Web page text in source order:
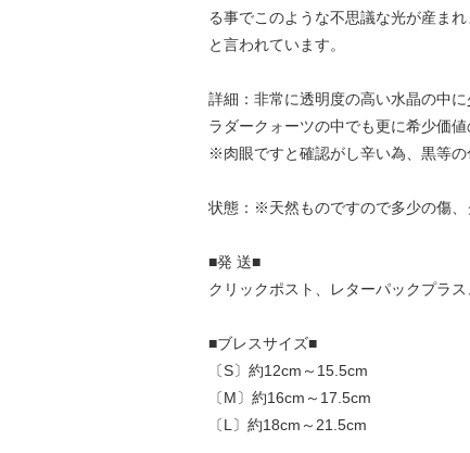
る事でこのような不思議な光が産ま
と言われています。
詳細：非常に透明度の高い水晶の中
ラダークォーツの中でも更に希少価
※肉眼ですと確認がし辛い為、黒等
状態：※天然ものですので多少の傷、
■発 送■
クリックポスト、レターパックプラ
■ブレスサイズ■
〔S〕約12cm～15.5cm
〔M〕約16cm～17.5cm
〔L〕約18cm～21.5cm